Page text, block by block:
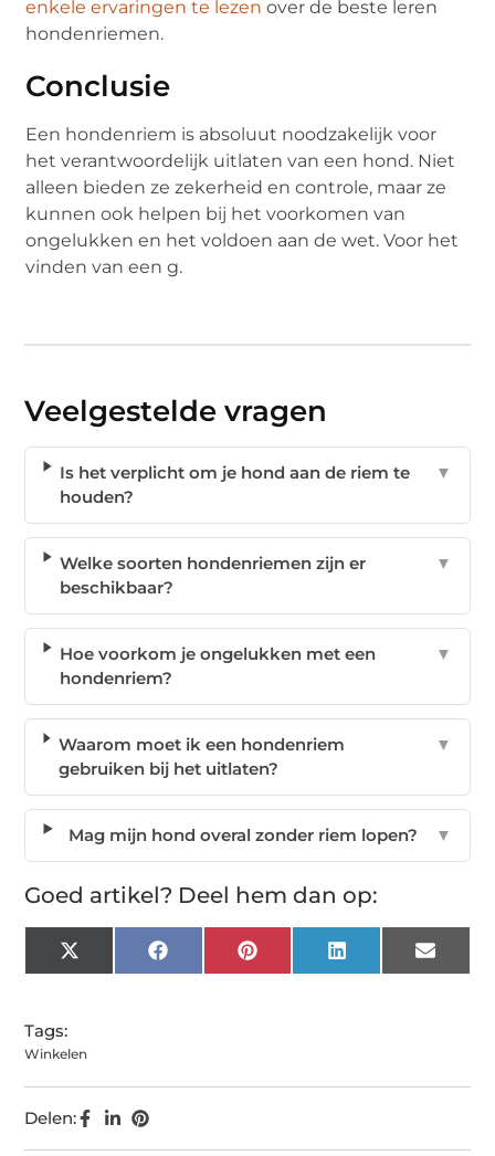
enkele ervaringen te lezen over de beste leren
hondenriemen.
Conclusie
Een hondenriem is absoluut noodzakelijk voor
het verantwoordelijk uitlaten van een hond. Niet
alleen bieden ze zekerheid en controle, maar ze
kunnen ook helpen bij het voorkomen van
ongelukken en het voldoen aan de wet. Voor het
vinden van een g.
Veelgestelde vragen
Is het verplicht om je hond aan de riem te
houden?
▼
Welke soorten hondenriemen zijn er
beschikbaar?
▼
Hoe voorkom je ongelukken met een
hondenriem?
▼
Waarom moet ik een hondenriem
gebruiken bij het uitlaten?
▼
Mag mijn hond overal zonder riem lopen? ▼
Goed artikel? Deel hem dan op:
X
(Twitter)
Facebook Pinterest LinkedIn Email
Tags:
Winkelen
Delen: